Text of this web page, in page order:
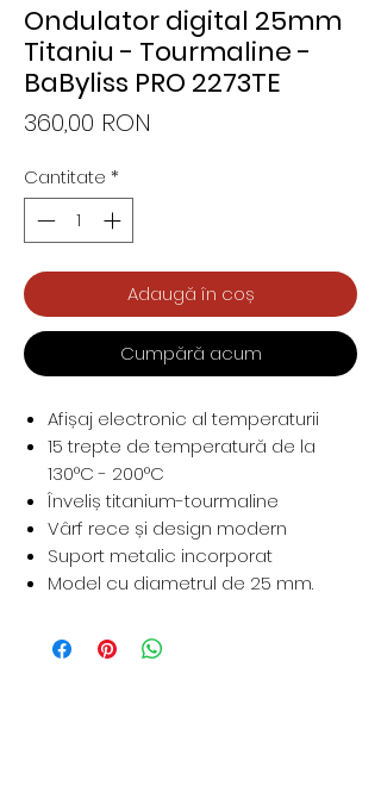
Ondulator digital 25mm
Titaniu - Tourmaline -
BaByliss PRO 2273TE
360,00 RON
Cantitate *
Adaugă în coș
Cumpără acum
Afișaj electronic al temperaturii
15 trepte de temperatură de la
130°C - 200°C
Înveliș titanium-tourmaline
Vârf rece și design modern
Suport metalic incorporat
Model cu diametrul de 25 mm.